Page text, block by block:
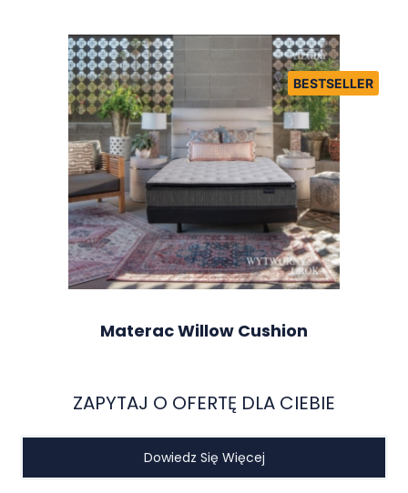
Materac Willow Cushion
ZAPYTAJ O OFERTĘ DLA CIEBIE
Dowiedz Się Więcej